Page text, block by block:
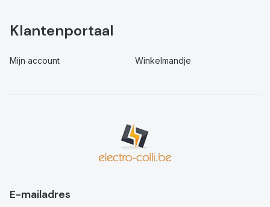
Klantenportaal
Mijn account Winkelmandje
E-mailadres